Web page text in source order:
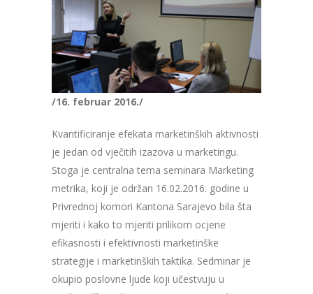
/16. februar 2016./
Kvantificiranje efekata marketinških aktivnosti
je jedan od vječitih izazova u marketingu.
Stoga je centralna tema seminara Marketing
metrika, koji je održan 16.02.2016. godine u
Privrednoj komori Kantona Sarajevo bila šta
mjeriti i kako to mjeriti prilikom ocjene
efikasnosti i efektivnosti marketinške
strategije i marketinških taktika. Sedminar je
okupio poslovne ljude koji učestvuju u